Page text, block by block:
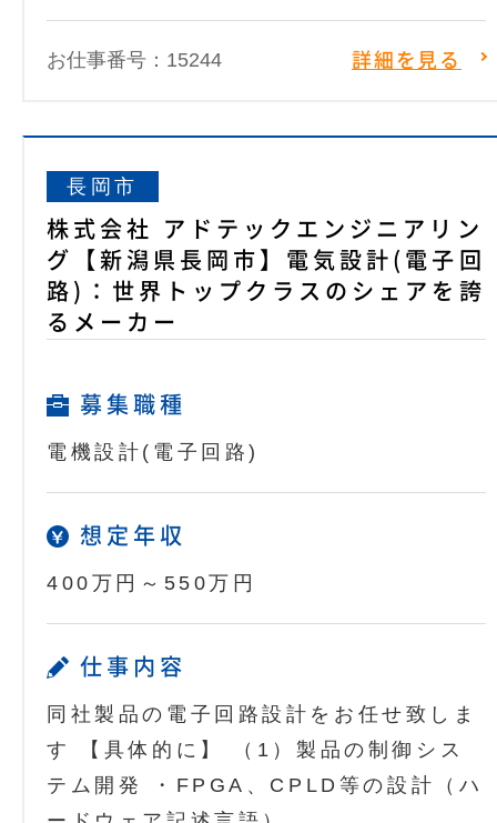
お仕事番号：15244 詳細を見る
長岡市
株式会社 アドテックエンジニアリン
グ【新潟県長岡市】電気設計(電子回
路)：世界トップクラスのシェアを誇
るメーカー
募集職種
電機設計(電子回路)
想定年収
400万円～550万円
仕事内容
同社製品の電子回路設計をお任せ致しま
す 【具体的に】 （1）製品の制御シス
テム開発 ・FPGA、CPLD等の設計（ハ